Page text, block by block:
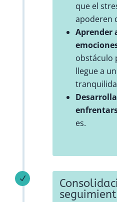
que el
apoderen
Aprender
obstáculo
llegue a
es.
N